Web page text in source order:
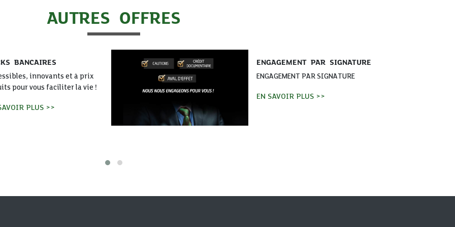
AUTRES OFFRES
ENGAGEMENT PAR SIGNATURE
ENGAGEMENT PAR SIGNATURE
la CARTE HAJJ ET OUMRA
Des retraits et paiements adaptés